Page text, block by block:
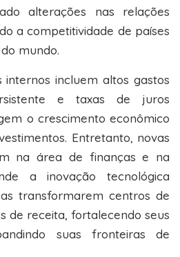
alterações nas relações
a competitividade de países
mundo.
internos incluem altos gastos
e taxas de juros
o crescimento econômico
Entretanto, novas
na área de finanças e na
a inovação tecnológica
transformarem centros de
de receita, fortalecendo seus
suas fronteiras de